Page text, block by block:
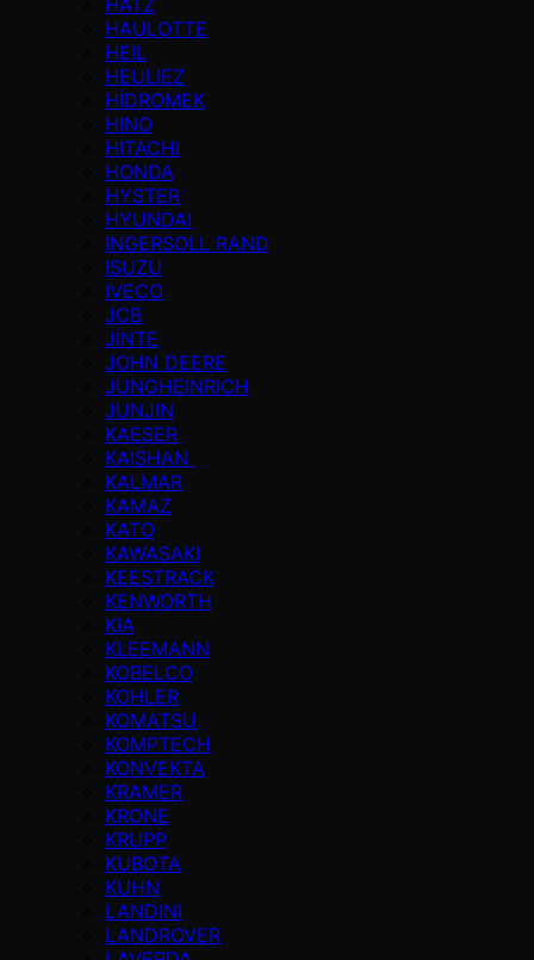
HAULOTTE
HEIL
HEULIEZ
HİDROMEK
HINO
HITACHI
HONDA
HYSTER
HYUNDAI
INGERSOLL RAND
ISUZU
IVECO
JCB
JİNTE
JOHN DEERE
JUNGHEINRICH
JUNJIN
KAESER
KAISHAN
KALMAR
KAMAZ
KATO
KAWASAKI
KEESTRACK
KENWORTH
KIA
KLEEMANN
KOBELCO
KOHLER
KOMATSU
KOMPTECH
KONVEKTA
KRAMER
KRONE
KRUPP
KUBOTA
KUHN
LANDINI
LANDROVER